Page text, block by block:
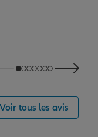
Voir tous les avis